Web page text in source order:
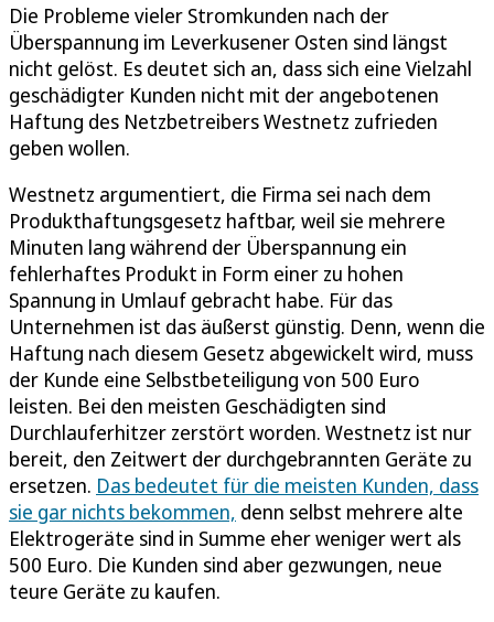
Die Probleme vieler Stromkunden nach der
Überspannung im Leverkusener Osten sind längst
nicht gelöst. Es deutet sich an, dass sich eine Vielzahl
geschädigter Kunden nicht mit der angebotenen
Haftung des Netzbetreibers Westnetz zufrieden
geben wollen.
Westnetz argumentiert, die Firma sei nach dem
Produkthaftungsgesetz haftbar, weil sie mehrere
Minuten lang während der Überspannung ein
fehlerhaftes Produkt in Form einer zu hohen
Spannung in Umlauf gebracht habe. Für das
Unternehmen ist das äußerst günstig. Denn, wenn die
Haftung nach diesem Gesetz abgewickelt wird, muss
der Kunde eine Selbstbeteiligung von 500 Euro
leisten. Bei den meisten Geschädigten sind
Durchlauferhitzer zerstört worden. Westnetz ist nur
bereit, den Zeitwert der durchgebrannten Geräte zu
ersetzen. Das bedeutet für die meisten Kunden, dass
sie gar nichts bekommen, denn selbst mehrere alte
Elektrogeräte sind in Summe eher weniger wert als
500 Euro. Die Kunden sind aber gezwungen, neue
teure Geräte zu kaufen.